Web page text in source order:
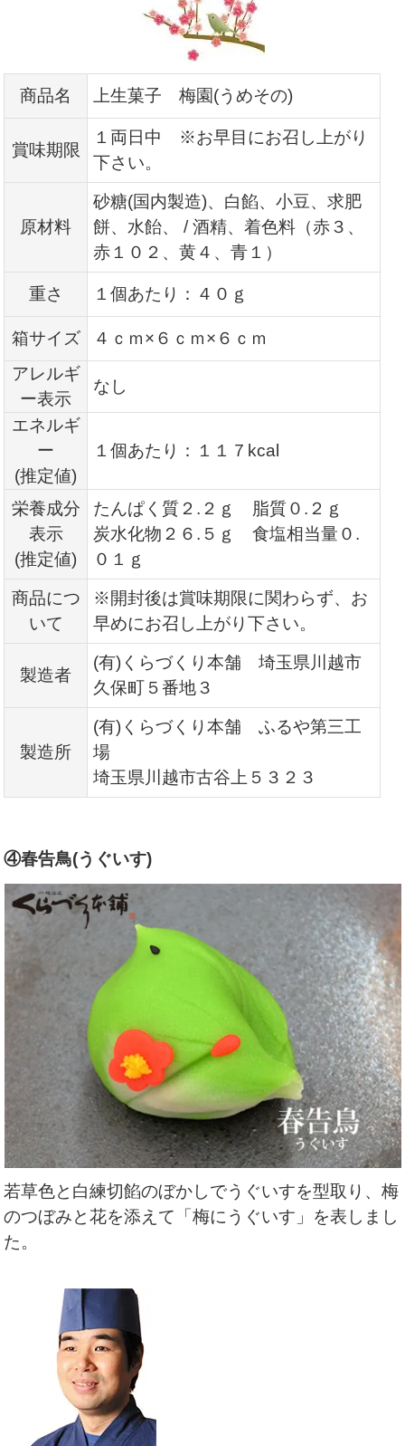
商品名 上生菓子 梅園(うめその)
賞味期限
１両日中 ※お早目にお召し上がり
下さい。
原材料
砂糖(国内製造)、白餡、小豆、求肥
餅、水飴、 / 酒精、着色料（赤３、
赤１０２、黄４、青１）
重さ １個あたり：４０ｇ
箱サイズ
４ｃｍ×６ｃｍ×６ｃｍ
アレルギ
ー表示
なし
エネルギ
ー
(推定値)
１個あたり：１１７kcal
栄養成分
表示
(推定値)
たんぱく質２.２ｇ 脂質０.２ｇ
炭水化物２６.５ｇ 食塩相当量０.
０１ｇ
商品につ
いて
※開封後は賞味期限に関わらず、お
早めにお召し上がり下さい。
製造者
(有)くらづくり本舗 埼玉県川越市
久保町５番地３
製造所
(有)くらづくり本舗 ふるや第三工
場
埼玉県川越市古谷上５３２３
④春告鳥(うぐいす)
若草色と白練切餡のぼかしでうぐいすを型取り、梅
のつぼみと花を添えて「梅にうぐいす」を表しまし
た。